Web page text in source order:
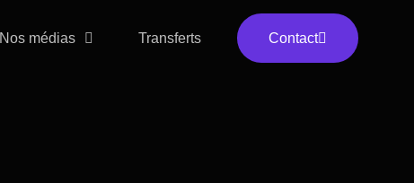
Nos médias Transferts Contact